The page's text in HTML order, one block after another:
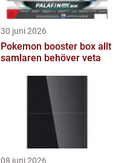
30 juni 2026
Pokemon booster box allt
samlaren behöver veta
08 juni 2026